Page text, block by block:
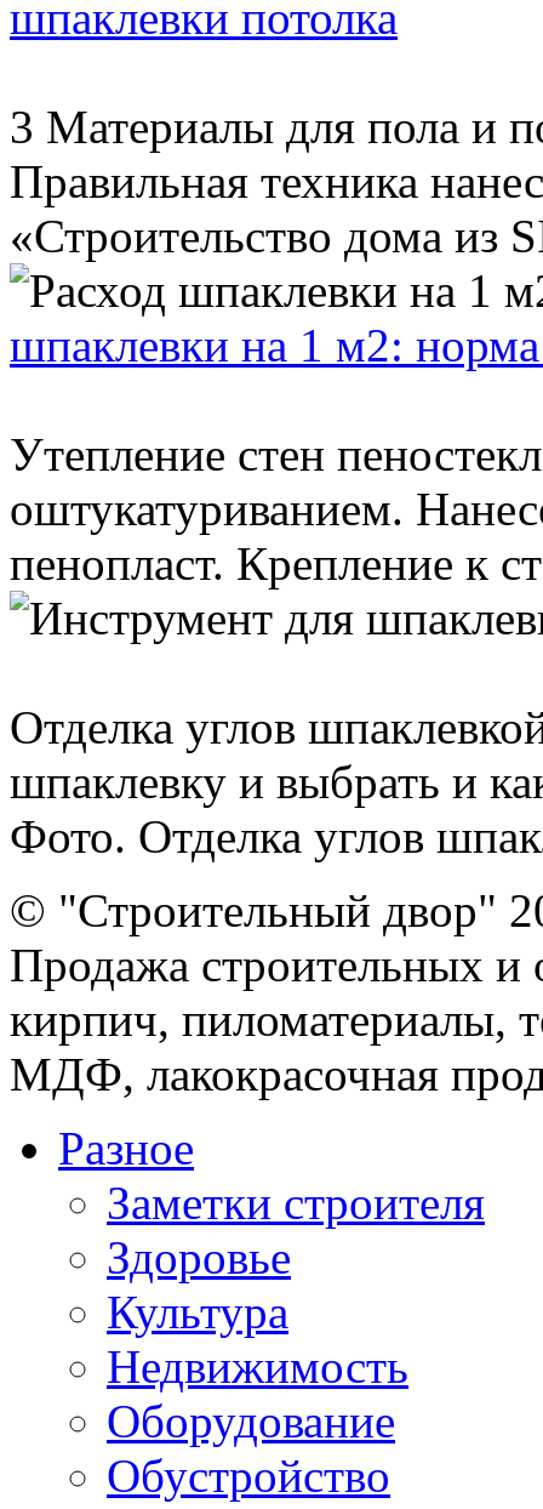
шпаклевки потолка
3 Материалы для пола и
Правильная техника
«Строительство дома из
шпаклевки на 1 м2: норма
Утепление стен
оштукатуриванием.
пенопласт. Крепление к
Отделка углов
шпаклевку и выбрать и
Фото. Отделка углов
© "Строительный двор"
Продажа строительных и
кирпич, пиломатериалы,
МДФ, лакокрасочная
Разное
Заметки строителя
Здоровье
Культура
Недвижимость
Оборудование
Обустройство